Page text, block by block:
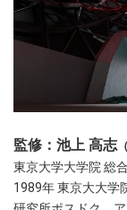
監修：池上 高志
東京大学大学院 総
1989年 東京大大学